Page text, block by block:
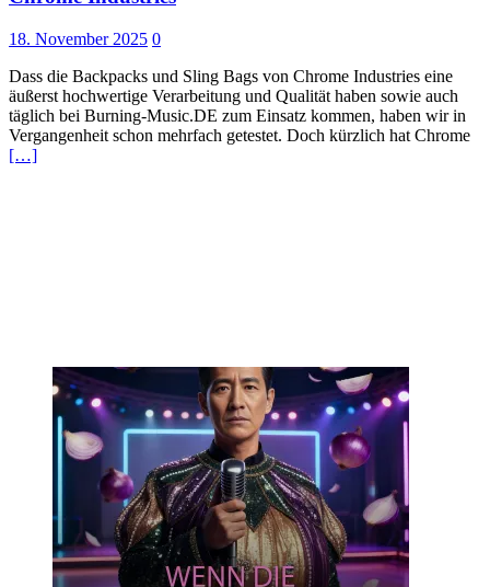
18. November 2025 0
Dass die Backpacks und Sling Bags von Chrome Industries eine
äußerst hochwertige Verarbeitung und Qualität haben sowie auch
täglich bei Burning-Music.DE zum Einsatz kommen, haben wir in
Vergangenheit schon mehrfach getestet. Doch kürzlich hat Chrome
[…]